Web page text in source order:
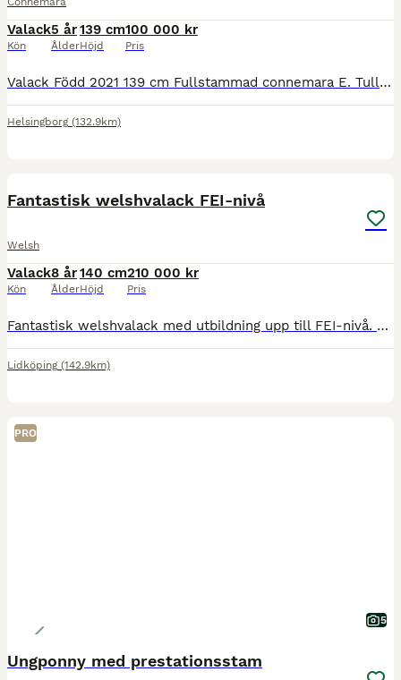
Valack
Kön
5 år
Ålder
139 cm
Höjd
100 000 kr
Pris
Valack Född 2021 139 cm Fullstammad connemara E. Tullyboy Storm U. Tullyboy Molly Mai (I love you Melody) Caramell söker nu sitt nya hem. Han är en otroligt söt ponny med mycket stort hjärta oc
Helsingborg (132.9km)
Fantastisk welshvalack FEI-nivå
Welsh
Valack
Kön
8 år
Ålder
140 cm
Höjd
210 000 kr
Pris
Fantastisk welshvalack med utbildning upp till FEI-nivå. Svenskfödd welshvalack, född 2018, maxad C-ponny, slutmätt till 140 cm. Allan har varit i vår ägo sedan han var 1,5 år och är pedantskött i a
Lidköping (142.9km)
PRO
5
Ungponny med prestationsstam